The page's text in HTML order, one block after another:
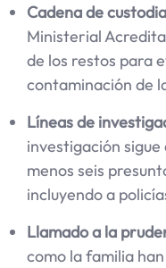
Cadena de
Ministerial
de los restos para
contaminación de
Líneas de
investigación
menos seis
incluyendo a
Llamado a la
como la familia